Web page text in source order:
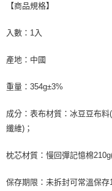
【商品規格】
入數：1入
產地：中國
重量：354g±3%
成分：表布材質：冰豆豆布
纖維)；
枕芯材質：慢回彈記憶棉
保存期限：未拆封可常溫保存